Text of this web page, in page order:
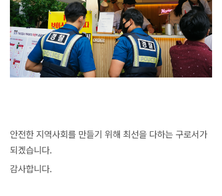
안전한 지역사회를 만들기 위해 최선을 다하는 구로서가
되겠습니다.
감사합니다.